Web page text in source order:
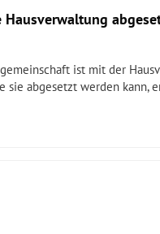
Hausverwaltung
ist mit der
sie abgesetzt werden kann,